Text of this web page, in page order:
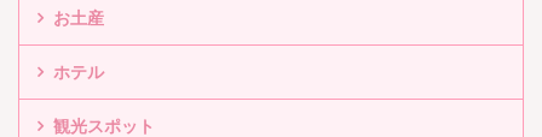
お土産
ホテル
観光スポット